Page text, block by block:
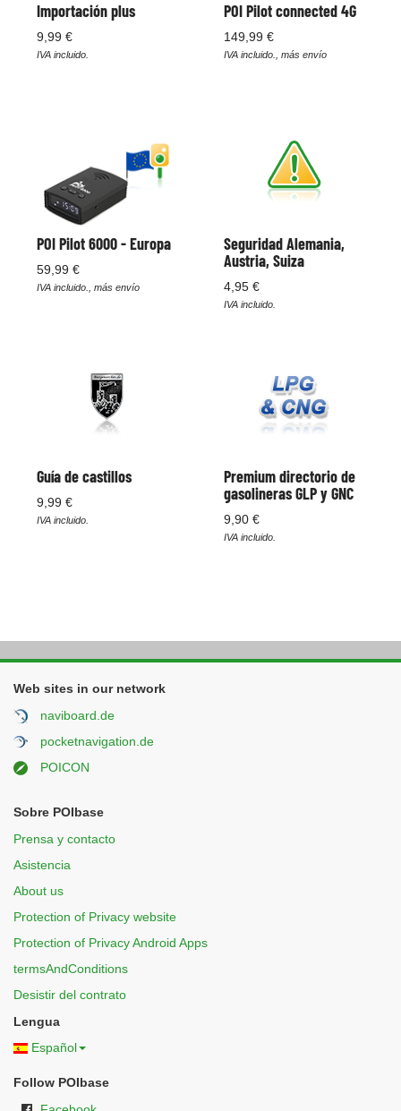
Importación plus
9,99 €
IVA incluido.
POI Pilot connected 4G
149,99 €
IVA incluido., más envío
POI Pilot 6000 - Europa
59,99 €
IVA incluido., más envío
Seguridad Alemania,
Austria, Suiza
4,95 €
IVA incluido.
Guía de castillos
9,99 €
IVA incluido.
Premium directorio de
gasolineras GLP y GNC
9,90 €
IVA incluido.
Web sites in our network
naviboard.de
pocketnavigation.de
POICON
Sobre POIbase
Prensa y contacto
Asistencia
About us
Protection of Privacy website
Protection of Privacy Android Apps
termsAndConditions
Desistir del contrato
Lengua
Español
Follow POIbase